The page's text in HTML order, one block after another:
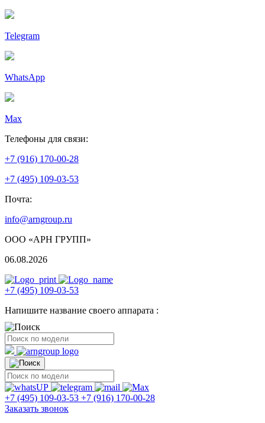
Telegram
WhatsApp
Max
Телефоны для связи:
+7 (916) 170-00-28
+7 (495) 109-03-53
Почта:
info@arngroup.ru
ООО «АРН ГРУПП»
06.08.2026
+7 (495) 109-03-53
Напишите название своего аппарата :
+7 (495) 109-03-53 +7 (916) 170-00-28
Заказать звонок